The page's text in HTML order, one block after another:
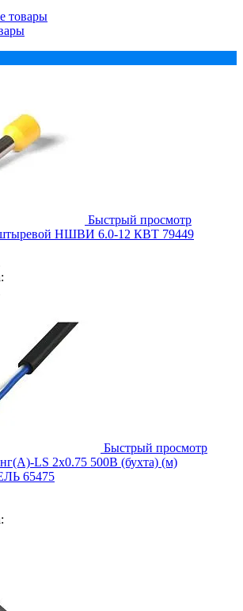
товары
Быстрый просмотр
НШВИ 6.0-12 КВТ 79449
Быстрый просмотр
LS 2х0.75 500В (бухта) (м)
65475